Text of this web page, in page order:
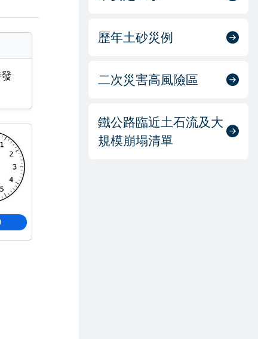
歷年土砂災例
二次災害高風險區
鐵公路臨近土石流及大
規模崩塌清單